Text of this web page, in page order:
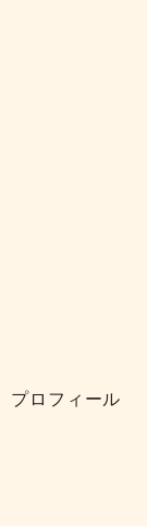
プロフィール